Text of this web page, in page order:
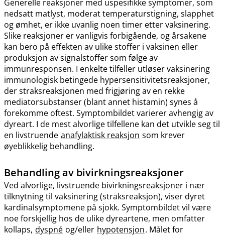
Generelle reaksjoner med uspesifikke symptomer, som
nedsatt matlyst, moderat temperaturstigning, slapphet
og ømhet, er ikke uvanlig noen timer etter vaksinering.
Slike reaksjoner er vanligvis forbigående, og årsakene
kan bero på effekten av ulike stoffer i vaksinen eller
produksjon av signalstoffer som følge av
immunresponsen. I enkelte tilfeller utløser vaksinering
immunologisk betingede hypersensitivitetsreaksjoner,
der straksreaksjonen med frigjøring av en rekke
mediatorsubstanser (blant annet histamin) synes å
forekomme oftest. Symptombildet varierer avhengig av
dyreart. I de mest alvorlige tilfellene kan det utvikle seg til
en livstruende anafylaktisk reaksjon som krever
øyeblikkelig behandling.
Behandling av bivirkningsreaksjoner
Ved alvorlige, livstruende bivirkningsreaksjoner i nær
tilknytning til vaksinering (straksreaksjon), viser dyret
kardinalsymptomene på sjokk. Symptombildet vil være
noe forskjellig hos de ulike dyreartene, men omfatter
kollaps, dyspné og​/​eller hypotensjon. Målet for